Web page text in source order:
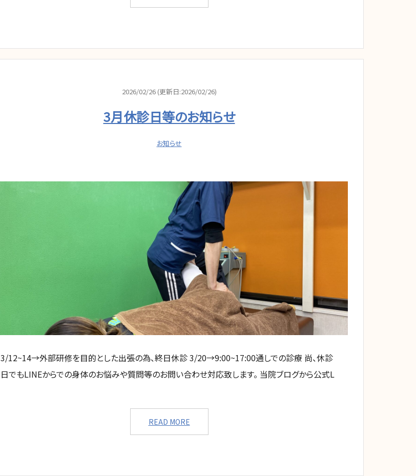
2026/02/26 (更新日:2026/02/26)
3月休診日等のお知らせ
お知らせ
3/12~14→外部研修を目的とした出張の為、終日休診 3/20→9:00~17:00通しでの診療 尚、休診
日でもLINEからでの身体のお悩みや質問等のお問い合わせ対応致します。 当院ブログから公式L
READ MORE